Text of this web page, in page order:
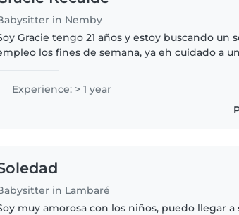
in Nemby
Gracie tengo 21 años y estoy buscando un segundo
los fines de semana, ya eh cuidado a
desde que tenia..
Experience: > 1 year
in Lambaré
muy amorosa con los niños, puedo llegar a